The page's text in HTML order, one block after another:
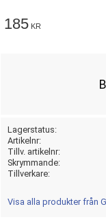
185 KR
Lagerstatus
Artikelnr
Tillv. artikelnr
Skrymmande
Tillverkare
Visa alla produkter från